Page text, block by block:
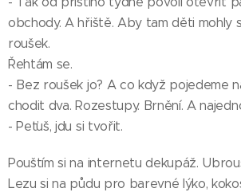
obchody. A hřiště. Aby tam děti mohly
roušek.
Řehtám se.
- Bez roušek jo? A co když pojedeme
chodit dva. Rozestupy. Brnění. A
- Peťuš, jdu si tvořit.
Pouštím si na internetu dekupáž.
Lezu si na půdu pro barevné lýko,